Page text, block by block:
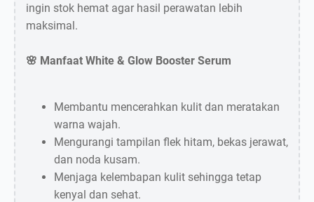
ingin stok hemat agar hasil perawatan lebih
maksimal.
🌸 Manfaat White & Glow Booster Serum
Membantu mencerahkan kulit dan meratakan
warna wajah.
Mengurangi tampilan flek hitam, bekas jerawat,
dan noda kusam.
Menjaga kelembapan kulit sehingga tetap
kenyal dan sehat.